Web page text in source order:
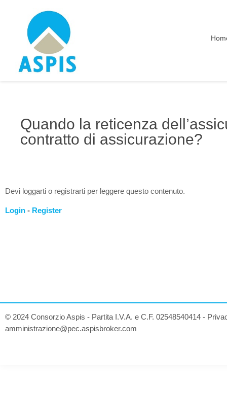
Quando la reticenza
contratto di assicurazione?
Devi loggarti o registrarti per leggere questo contenuto.
Login - Register
© 2024 Consorzio Aspis - Partita I.V.A. e C.F. 02548540414 -
amministrazione@pec.aspisbroker.com